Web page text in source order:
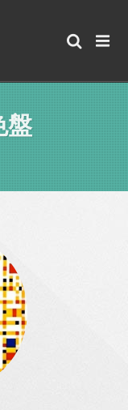
盤